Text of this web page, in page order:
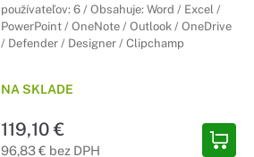
používateľov: 6 / Obsahuje: Word / Excel /
PowerPoint / OneNote / Outlook / OneDrive
/ Defender / Designer / Clipchamp
NA SKLADE
119,10 €
96,83 € bez DPH